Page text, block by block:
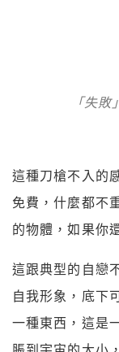
「失
這種刀槍不入的
免費，什麼都不
的物體，如果你
這跟典型的自戀
自我形象，底下
一種東西，這是